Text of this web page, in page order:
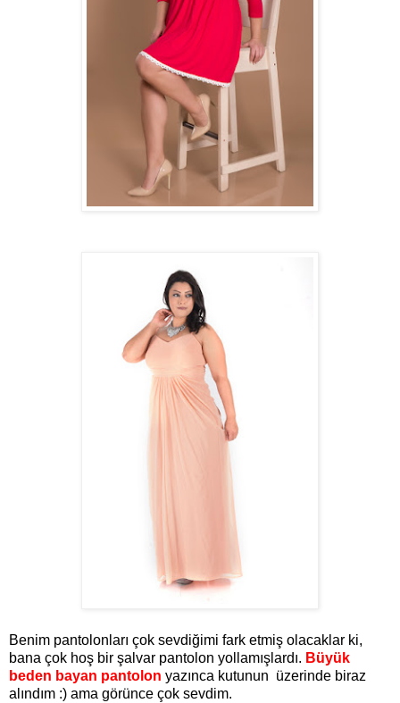
Benim pantolonları çok sevdiğimi fark etmiş olacaklar ki,
bana çok hoş bir şalvar pantolon yollamışlardı. Büyük
beden bayan pantolon yazınca kutunun üzerinde biraz
alındım :) ama görünce çok sevdim.